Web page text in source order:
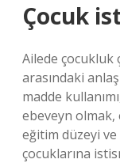
Çocuk
Ailede çocukluk
arasındaki
madde
ebeveyn olmak,
eğitim düzeyi
çocuklarına